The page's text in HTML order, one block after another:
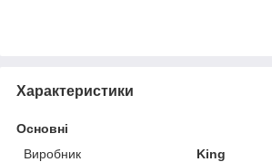
Характеристики
Основні
Виробник
King